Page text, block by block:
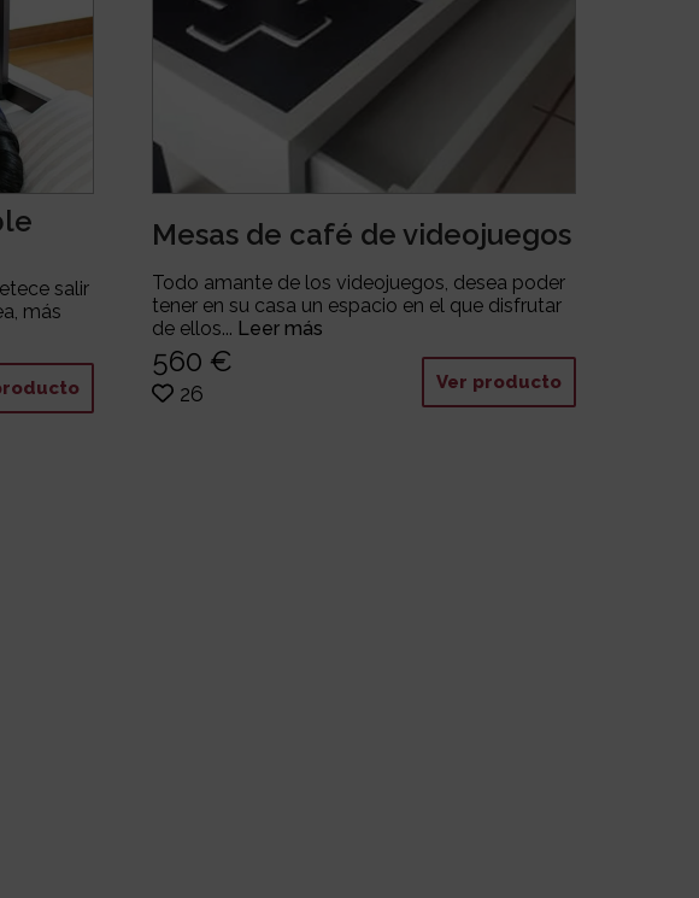
salir
más
Mesas de café de videojuegos
Todo amante de los videojuegos, desea poder
tener en su casa un espacio en el que disfrutar
de ellos... Leer más
560 €
26 Ver producto